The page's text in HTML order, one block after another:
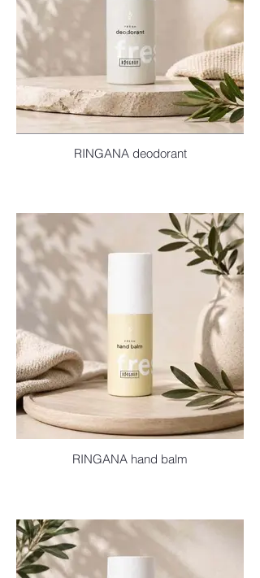
RINGANA deodorant
RINGANA hand balm